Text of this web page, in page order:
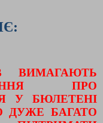
ВИМАГАЮТЬ
ПРО
У БЮЛЕТЕНІ
ДУЖЕ БАГАТО